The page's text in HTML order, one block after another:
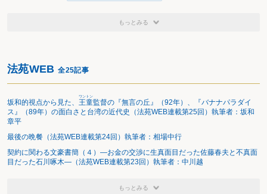
もっとみる
法苑WEB全25記事
坂和的視点から見た、 王
ワン
童
トン
監督の『無言の丘』（92年）、『バナナパラダイ
ス』（89年）の面白さと台湾の近代史（法苑WEB連載第25回）執筆者：坂和
章平
最後の晩餐（法苑WEB連載第24回）執筆者：相場中行
契約に関わる文豪書簡（４）―お金の交渉に生真面目だった佐藤春夫と不真面
目だった石川啄木―（法苑WEB連載第23回）執筆者：中川越
もっとみる